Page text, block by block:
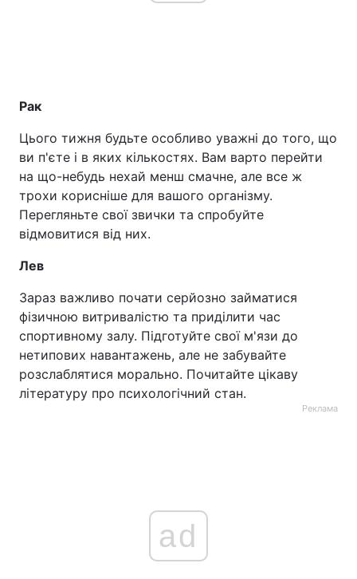
Рак
Цього тижня будьте особливо уважні до того, що
ви п'єте і в яких кількостях. Вам варто перейти
на що-небудь нехай менш смачне, але все ж
трохи корисніше для вашого організму.
Перегляньте свої звички та спробуйте
відмовитися від них.
Лев
Зараз важливо почати серйозно займатися
фізичною витривалістю та приділити час
спортивному залу. Підготуйте свої м'язи до
нетипових навантажень, але не забувайте
розслаблятися морально. Почитайте цікаву
літературу про психологічний стан.
Реклама
ad